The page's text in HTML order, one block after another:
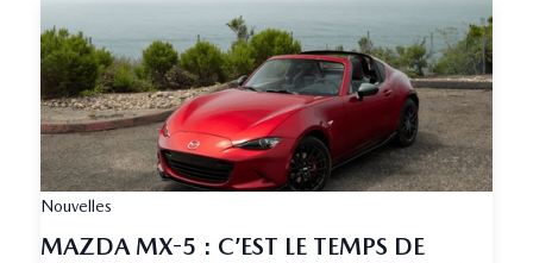
Nouvelles
MAZDA MX-5 : C’EST LE TEMPS DE